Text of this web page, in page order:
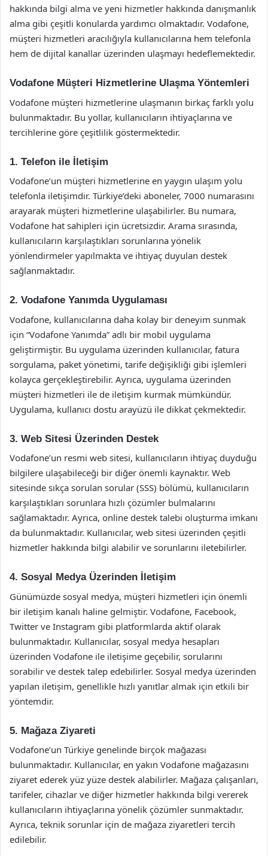
hakkında bilgi alma ve yeni hizmetler hakkında danışmanlık
alma gibi çeşitli konularda yardımcı olmaktadır. Vodafone,
müşteri hizmetleri aracılığıyla kullanıcılarına hem telefonla
hem de dijital kanallar üzerinden ulaşmayı hedeflemektedir.
Vodafone Müşteri Hizmetlerine Ulaşma Yöntemleri
Vodafone müşteri hizmetlerine ulaşmanın birkaç farklı yolu
bulunmaktadır. Bu yollar, kullanıcıların ihtiyaçlarına ve
tercihlerine göre çeşitlilik göstermektedir.
1. Telefon ile İletişim
Vodafone’un müşteri hizmetlerine en yaygın ulaşım yolu
telefonla iletişimdir. Türkiye’deki aboneler, 7000 numarasını
arayarak müşteri hizmetlerine ulaşabilirler. Bu numara,
Vodafone hat sahipleri için ücretsizdir. Arama sırasında,
kullanıcıların karşılaştıkları sorunlarına yönelik
yönlendirmeler yapılmakta ve ihtiyaç duyulan destek
sağlanmaktadır.
2. Vodafone Yanımda Uygulaması
Vodafone, kullanıcılarına daha kolay bir deneyim sunmak
için “Vodafone Yanımda” adlı bir mobil uygulama
geliştirmiştir. Bu uygulama üzerinden kullanıcılar, fatura
sorgulama, paket yönetimi, tarife değişikliği gibi işlemleri
kolayca gerçekleştirebilir. Ayrıca, uygulama üzerinden
müşteri hizmetleri ile de iletişim kurmak mümkündür.
Uygulama, kullanıcı dostu arayüzü ile dikkat çekmektedir.
3. Web Sitesi Üzerinden Destek
Vodafone’un resmi web sitesi, kullanıcıların ihtiyaç duyduğu
bilgilere ulaşabileceği bir diğer önemli kaynaktır. Web
sitesinde sıkça sorulan sorular (SSS) bölümü, kullanıcıların
karşılaştıkları sorunlara hızlı çözümler bulmalarını
sağlamaktadır. Ayrıca, online destek talebi oluşturma imkanı
da bulunmaktadır. Kullanıcılar, web sitesi üzerinden çeşitli
hizmetler hakkında bilgi alabilir ve sorunlarını iletebilirler.
4. Sosyal Medya Üzerinden İletişim
Günümüzde sosyal medya, müşteri hizmetleri için önemli
bir iletişim kanalı haline gelmiştir. Vodafone, Facebook,
Twitter ve Instagram gibi platformlarda aktif olarak
bulunmaktadır. Kullanıcılar, sosyal medya hesapları
üzerinden Vodafone ile iletişime geçebilir, sorularını
sorabilir ve destek talep edebilirler. Sosyal medya üzerinden
yapılan iletişim, genellikle hızlı yanıtlar almak için etkili bir
yöntemdir.
5. Mağaza Ziyareti
Vodafone’un Türkiye genelinde birçok mağazası
bulunmaktadır. Kullanıcılar, en yakın Vodafone mağazasını
ziyaret ederek yüz yüze destek alabilirler. Mağaza çalışanları,
tarifeler, cihazlar ve diğer hizmetler hakkında bilgi vererek
kullanıcıların ihtiyaçlarına yönelik çözümler sunmaktadır.
Ayrıca, teknik sorunlar için de mağaza ziyaretleri tercih
edilebilir.